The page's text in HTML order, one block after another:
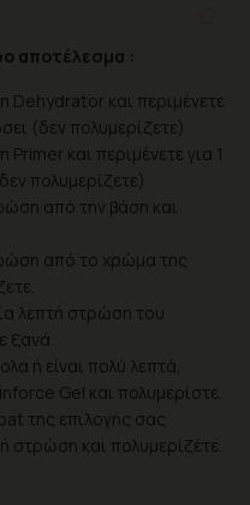
αποτέλεσμα :
Dehydrator και περιμένετε
(δεν πολυμερίζετε)
και περιμένετε για 1
πολυμερίζετε)
από την βάση και
από το χρώμα της
λεπτή στρώση του
ξανά.
ή είναι πολύ λεπτά,
Gel και πολυμερίστε.
της επιλογής σας
στρώση και πολυμερίζέτε.